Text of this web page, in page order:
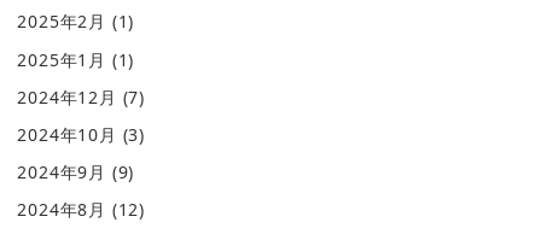
2025年2月 (1)
2025年1月 (1)
2024年12月 (7)
2024年10月 (3)
2024年9月 (9)
2024年8月 (12)